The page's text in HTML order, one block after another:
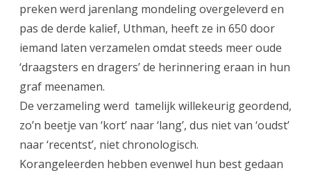
preken werd jarenlang mondeling overgeleverd en
pas de derde kalief, Uthman, heeft ze in 650 door
iemand laten verzamelen omdat steeds meer oude
‘draagsters en dragers’ de herinnering eraan in hun
graf meenamen.
De verzameling werd tamelijk willekeurig geordend,
zo’n beetje van ‘kort’ naar ‘lang’, dus niet van ‘oudst’
naar ‘recentst’, niet chronologisch.
Korangeleerden hebben evenwel hun best gedaan